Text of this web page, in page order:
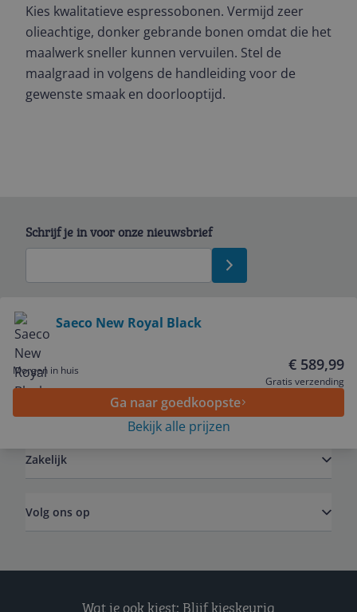
Kies kwalitatieve espressobonen. Vermijd zeer
olieachtige, donker gebrande bonen omdat die het
maalwerk sneller kunnen vervuilen. Stel de
maalgraad in volgens de handleiding voor de
gewenste smaak en doorlooptijd.
Saeco New Royal Black
Morgen in huis € 589,99
Gratis verzending
Ga naar goedkoopste
Bekijk alle prijzen
Schrijf je in voor onze nieuwsbrief
Service
Zakelijk
Volg ons op
Wat je ook kiest: Blijf kieskeurig